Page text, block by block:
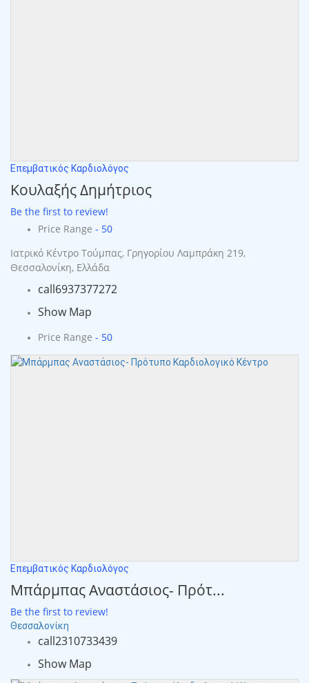
Επεμβατικός Καρδιολόγος
Κουλαξής Δημήτριος
Be the first to review!
Price Range - 50
Ιατρικό Κέντρο Τούμπας, Γρηγορίου Λαμπράκη 219,
Θεσσαλονίκη, Ελλάδα
call6937377272
Show Map
Price Range - 50
Επεμβατικός Καρδιολόγος
Μπάρμπας Αναστάσιος- Πρότ...
Be the first to review!
Θεσσαλονίκη
call2310733439
Show Map